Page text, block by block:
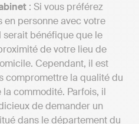
: Si vous préférez
en personne avec votre
bénéfique que le
de votre lieu de
Cependant, il est
compromettre la qualité du
commodité. Parfois, il
de demander un
dans le département du